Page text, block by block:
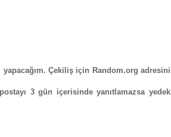
Çekiliş için Random.org adresini
3 gün içerisinde yanıtlamazsa yedek